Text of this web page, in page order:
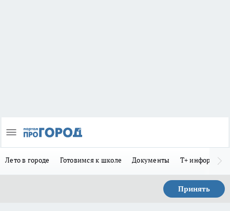
Лето в городе Готовимся к школе Документы Т+
Принять